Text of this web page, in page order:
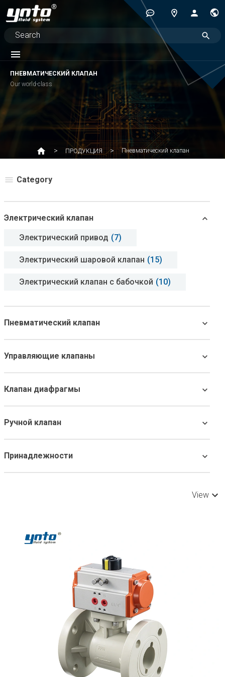
ПНЕВМАТИЧЕСКИЙ КЛАПАН
Our world-class
ПРОДУКЦИЯ Пневматический клапан
Category
Электрический клапан
Электрический привод (7)
Электрический шаровой клапан (15)
Электрический клапан с бабочкой (10)
Пневматический клапан
Управляющие клапаны
Клапан диафрагмы
Ручной клапан
Принадлежности
View